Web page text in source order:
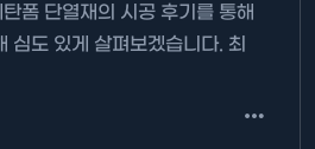
폼 단열재의 시공 후기를 통해
심도 있게 살펴보겠습니다. 최